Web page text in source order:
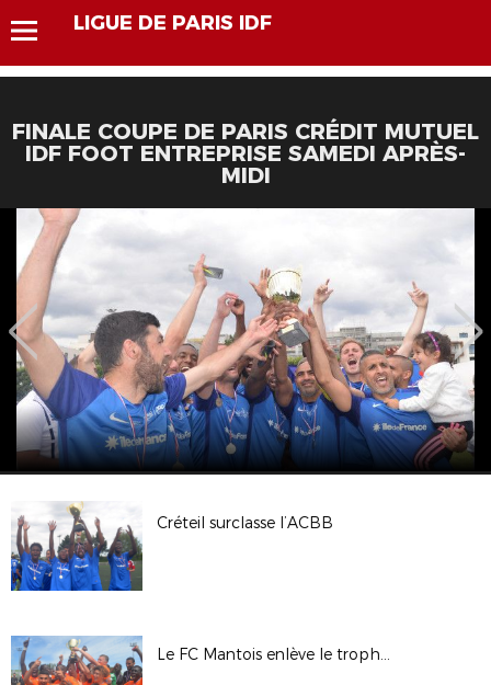
LIGUE DE PARIS IDF
FINALE COUPE DE PARIS CRÉDIT MUTUEL
IDF FOOT ENTREPRISE SAMEDI APRÈS-
MIDI
Créteil surclasse l’ACBB
Le FC Mantois enlève le trophée au CSL Aulnay